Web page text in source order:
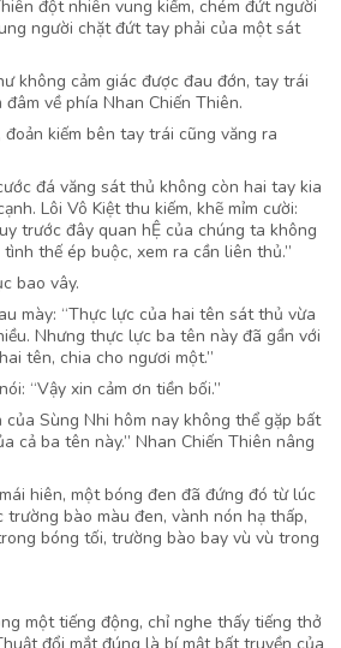
đột nhiên vung kiếm, chém đứt người
người chặt đứt tay phải của một sát
không cảm giác được đau đớn, tay trái
về phía Nhan Chiến Thiên.
kiếm bên tay trái cũng văng ra
đá văng sát thủ không còn hai tay kia
Lôi Vô Kiệt thu kiếm, khẽ mỉm cười:
trước đây quan hỆ của chúng ta không
thế ép buộc, xem ra cần liên thủ.”
bao vây.
mày: “Thực lực của hai tên sát thủ vừa
Nhưng thực lực ba tên này đã gần với
tên, chia cho ngươi một.”
“Vậy xin cảm ơn tiền bối.”
của Sùng Nhi hôm nay không thể gặp bất
cả ba tên này.” Nhan Chiến Thiên nâng
hiên, một bóng đen đã đứng đó từ lúc
trường bào màu đen, vành nón hạ thấp,
bóng tối, trường bào bay vù vù trong
một tiếng động, chỉ nghe thấy tiếng thở